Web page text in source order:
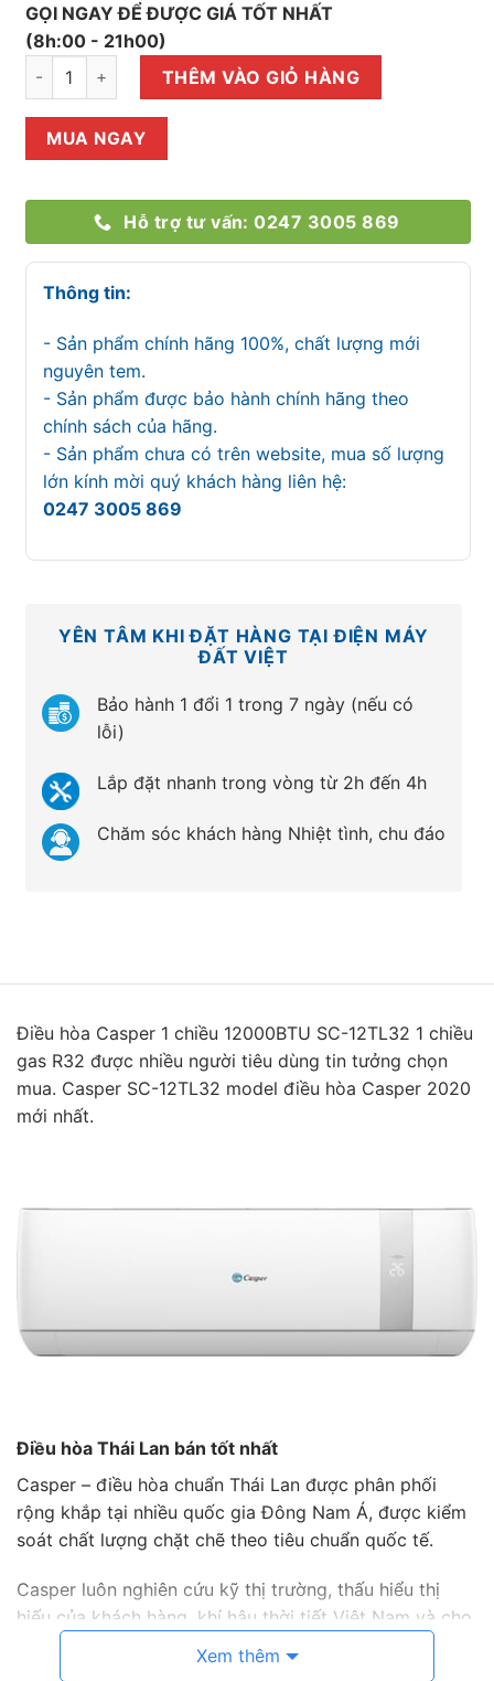
GỌI NGAY ĐỂ ĐƯỢC GIÁ TỐT NHẤT
(8h:00 - 21h00)
Điều hòa Casper 1 chiều 12000BTU SC-12TL32 số lượng
THÊM VÀO GIỎ HÀNG
MUA NGAY
Hỗ trợ tư vấn: 0247 3005 869
Thông tin:
- Sản phẩm chính hãng 100%, chất lượng mới
nguyên tem.
- Sản phẩm được bảo hành chính hãng theo
chính sách của hãng.
- Sản phẩm chưa có trên website, mua số lượng
lớn kính mời quý khách hàng liên hệ:
0247 3005 869
YÊN TÂM KHI ĐẶT HÀNG TẠI ĐIỆN MÁY
ĐẤT VIỆT
Bảo hành 1 đổi 1 trong 7 ngày (nếu có
lỗi)
Lắp đặt nhanh trong vòng từ 2h đến 4h
Chăm sóc khách hàng Nhiệt tình, chu đáo
Điều hòa Casper 1 chiều 12000BTU SC-12TL32 1 chiều
gas R32 được nhiều người tiêu dùng tin tưởng chọn
mua. Casper SC-12TL32 model điều hòa Casper 2020
mới nhất.
Điều hòa Thái Lan bán tốt nhất
Casper – điều hòa chuẩn Thái Lan được phân phối
rộng khắp tại nhiều quốc gia Đông Nam Á, được kiểm
soát chất lượng chặt chẽ theo tiêu chuẩn quốc tế.
Casper luôn nghiên cứu kỹ thị trường, thấu hiểu thị
hiếu của khách hàng, khí hậu thời tiết Việt Nam và cho
ra đời những dòng sản phẩm vô cùng phù hợp với
người tiêu dùng Việt.
Xem thêm